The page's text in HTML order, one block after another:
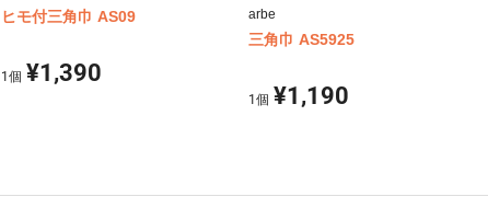
ヒモ付三角巾 AS09
1個 ¥1,390
arbe
三角巾 AS5925
1 個 ¥1,190